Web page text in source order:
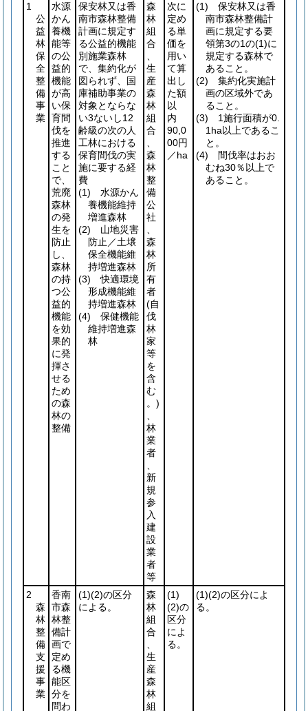
1
公
益
林
保
全
整
備
事
業
水源
かん
養機
能等
の公
益的
機能
が高
い保
育間
伐を
推進
する
こと
で、
荒廃
森林
の発
生を
防止
し、
森林
の持
つ公
益的
機能
を効
果的
に発
揮さ
せる
ため
の森
林の
整備
保安林又は香
南市森林整備
計画に規定す
る公益的機能
別施業森林
で、集約化が
図られず、国
庫補助事業の
対象とならな
い3ないし12
齢級の次の人
工林における
保育間伐の実
施に要する経
費
(1) 水源かん
養機能維持
増進森林
(2) 山地災害
防止／土壌
保全機能維
持増進森林
(3) 快適環境
形成機能維
持増進森林
(4) 保健機能
維持増進森
林
森
林
組
合
生
産
森
林
組
合
森
林
整
備
公
社
森
林
所
有
者
(自
伐
林
家
等
を
含
む
。)
林
業
者
新
規
参
入
建
設
業
者
等
次に
定め
る単
価を
用い
て算
出し
た額
以
内
90,0
00円
／ha
(1) 保安林又は香
南市森林整備計
画に規定する要
領第3の1の(1)に
規定する森林で
あること。
(2) 集約化実施計
画の区域外であ
ること。
(3) 1施行面積が0.
1ha以上であるこ
と。
(4) 間伐率はおお
むね30％以上で
あること。
2
森
林
整
備
支
援
事
業
香南
市森
林整
備計
画で
定め
る機
能区
分を
問わ
(1)(2)の区分
による。
森
林
組
合
生
産
森
林
組
(1)
(2)の
区分
によ
る。
(1)(2)の区分によ
る。